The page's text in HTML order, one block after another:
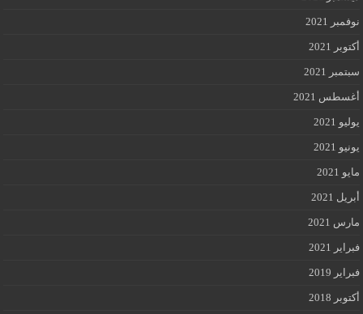
نوفمبر 2021
أكتوبر 2021
سبتمبر 2021
أغسطس 2021
يوليو 2021
يونيو 2021
مايو 2021
أبريل 2021
مارس 2021
فبراير 2021
فبراير 2019
أكتوبر 2018